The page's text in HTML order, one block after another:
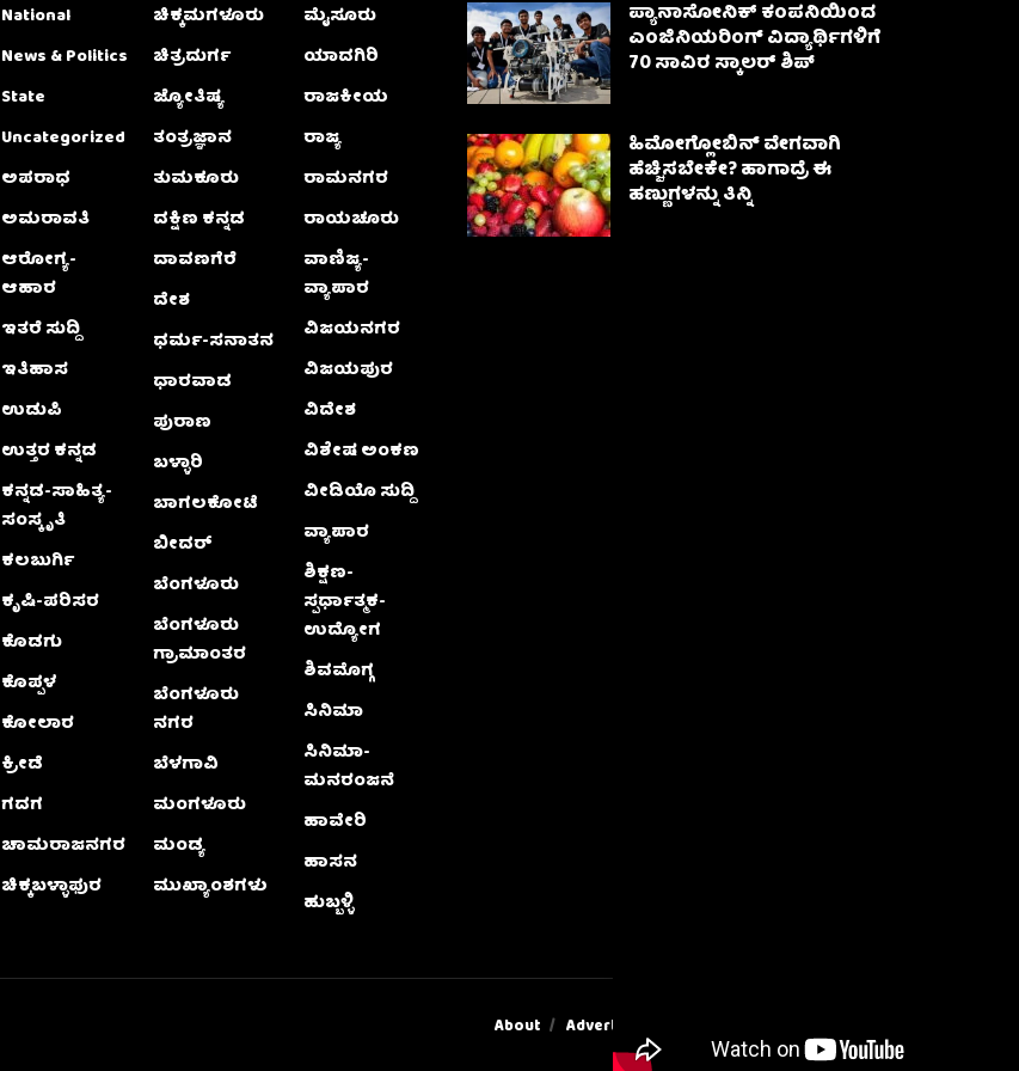
National
News & Politics
State
Uncategorized
ಅಪರಾಧ
ಅಮರಾವತಿ
ಆರೋಗ್ಯ-
ಆಹಾರ
ಇತರೆ ಸುದ್ದಿ
ಇತಿಹಾಸ
ಉಡುಪಿ
ಉತ್ತರ ಕನ್ನಡ
ಕನ್ನಡ-ಸಾಹಿತ್ಯ-
ಸಂಸ್ಕೃತಿ
ಕಲಬುರ್ಗಿ
ಕೃಷಿ-ಪರಿಸರ
ಕೊಡಗು
ಕೊಪ್ಪಳ
ಕೋಲಾರ
ಕ್ರೀಡೆ
ಗದಗ
ಚಾಮರಾಜನಗರ
ಚಿಕ್ಕಬಳ್ಳಾಫುರ
ಚಿಕ್ಕಮಗಳೂರು
ಚಿತ್ರದುರ್ಗ
ಜ್ಯೋತಿಷ್ಯ
ತಂತ್ರಜ್ಞಾನ
ತುಮಕೂರು
ದಕ್ಷಿಣ ಕನ್ನಡ
ದಾವಣಗೆರೆ
ದೇಶ
ಧರ್ಮ-ಸನಾತನ
ಧಾರವಾಡ
ಪುರಾಣ
ಬಳ್ಳಾರಿ
ಬಾಗಲಕೋಟೆ
ಬೀದರ್
ಬೆಂಗಳೂರು
ಬೆಂಗಳೂರು
ಗ್ರಾಮಾಂತರ
ಬೆಂಗಳೂರು
ನಗರ
ಬೆಳಗಾವಿ
ಮಂಗಳೂರು
ಮಂಡ್ಯ
ಮುಖ್ಯಾಂಶಗಳು
ಮೈಸೂರು
ಯಾದಗಿರಿ
ರಾಜಕೀಯ
ರಾಜ್ಯ
ರಾಮನಗರ
ರಾಯಚೂರು
ವಾಣಿಜ್ಯ-
ವ್ಯಾಪಾರ
ವಿಜಯನಗರ
ವಿಜಯಪುರ
ವಿದೇಶ
ವಿಶೇಷ ಅಂಕಣ
ವೀಡಿಯೊ ಸುದ್ದಿ
ವ್ಯಾಪಾರ
ಶಿಕ್ಷಣ-
ಸ್ಪರ್ಧಾತ್ಮಕ-
ಉದ್ಯೋಗ
ಶಿವಮೊಗ್ಗ
ಸಿನಿಮಾ
ಸಿನಿಮಾ-
ಮನರಂಜನೆ
ಹಾವೇರಿ
ಹಾಸನ
ಹುಬ್ಬಳ್ಳಿ
ಪ್ಯಾನಾಸೋನಿಕ್ ಕಂಪನಿಯಿಂದ
ಎಂಜಿನಿಯರಿಂಗ್ ವಿದ್ಯಾರ್ಥಿಗಳಿಗೆ
70 ಸಾವಿರ ಸ್ಕಾಲರ್ ಶಿಪ್
ಹಿಮೋಗ್ಲೋಬಿನ್ ವೇಗವಾಗಿ
ಹೆಚ್ಚಿಸಬೇಕೇ? ಹಾಗಾದ್ರೆ ಈ
ಹಣ್ಣುಗಳನ್ನು ತಿನ್ನಿ
About Advertise